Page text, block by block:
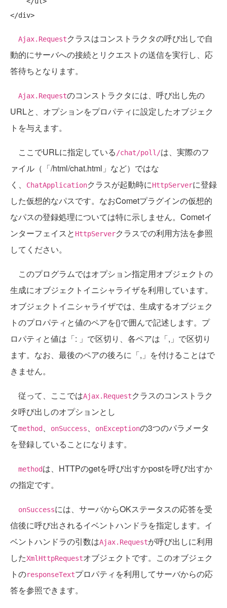
Ajax.Requestクラスはコンストラクタの呼び出しで自
動的にサーバへの接続とリクエストの送信を実行し、応
答待ちとなります。
Ajax.Requestのコンストラクタには、呼び出し先の
URLと、オプションをプロパティに設定したオブジェク
トを与えます。
ここでURLに指定している /chat/poll/は、実際のフ
ァイル（「/html/chat.html」など）ではな
く、
ChatApplicationクラスが起動時にHttpServerに登録
した仮想的なパスです。なおCometプラグインの仮想的
なパスの登録処理については特に示しません。Cometイ
ンターフェイスと HttpServerクラスでの利用方法を参照
してください。
このプログラムではオプション指定用オブジェクトの
生成にオブジェクトイニシャライザを利用しています。
オブジェクトイニシャライザでは、生成するオブジェク
トのプロパティと値のペアを{}で囲んで記述します。プ
ロパティと値は「: 」で区切り、各ペアは「,」で区切り
ます。なお、最後のペアの後ろに「,」を付けることはで
きません。
従って、ここではAjax.Requestクラスのコンストラク
タ呼び出しのオプションとし
てmethod 、 onSuccess、 onExceptionの3つのパラメータ
を登録していることになります。
methodは、HTTPのgetを呼び出すかpostを呼び出すか
の指定です。
onSuccessには、サーバからOKステータスの応答を受
信後に呼び出されるイベントハンドラを指定します。イ
ベントハンドラの引数はAjax.Requestが呼び出しに利用
したXmlHttpRequestオブジェクトです。このオブジェク
トのresponseTextプロパティを利用してサーバからの応
答を参照できます。